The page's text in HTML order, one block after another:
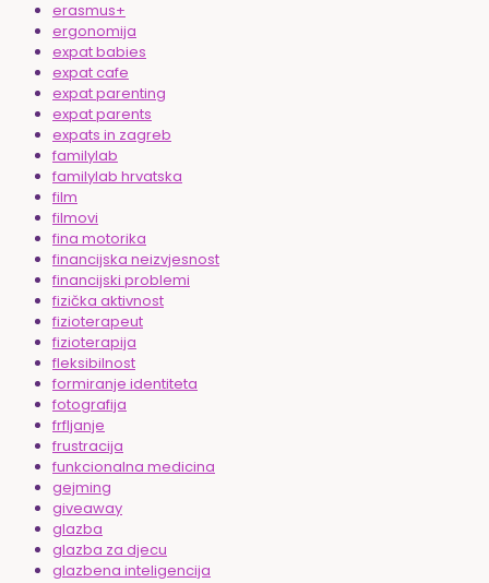
erasmus+
ergonomija
expat babies
expat cafe
expat parenting
expat parents
expats in zagreb
familylab
familylab hrvatska
film
filmovi
fina motorika
financijska neizvjesnost
financijski problemi
fizička aktivnost
fizioterapeut
fizioterapija
fleksibilnost
formiranje identiteta
fotografija
frfljanje
frustracija
funkcionalna medicina
gejming
giveaway
glazba
glazba za djecu
glazbena inteligencija